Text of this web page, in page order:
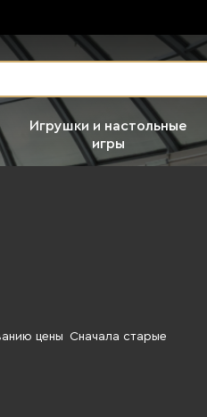
Игрушки и настольные
игры
цены Сначала старые